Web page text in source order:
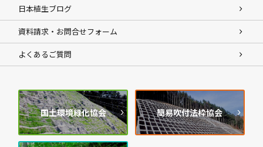
日本植生ブログ
資料請求・お問合せフォーム
よくあるご質問
国土環境緑化協会 簡易吹付法枠協会